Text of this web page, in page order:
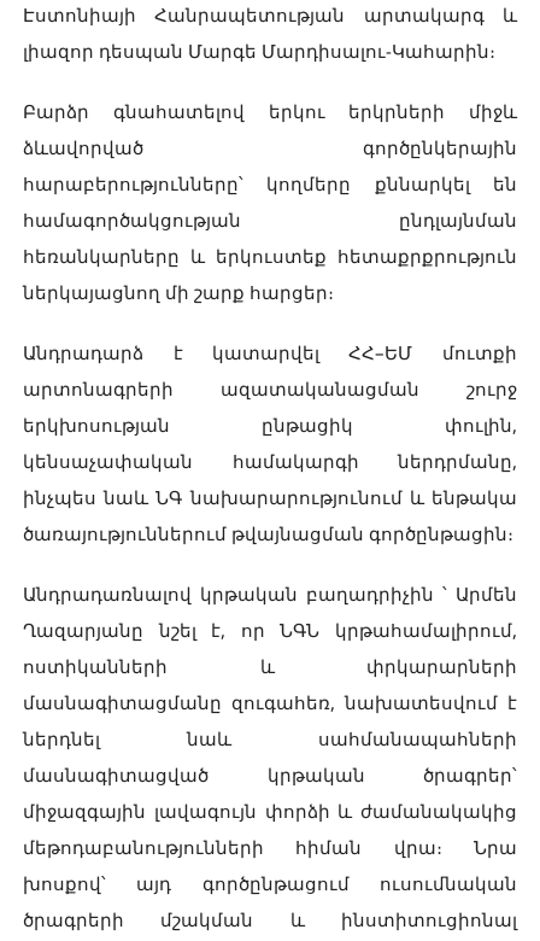
Էստոնիայի Հանրապետության արտակարգ և
լիազոր դեսպան Մարգե Մարդիսալու-Կահարին։
Բարձր գնահատելով երկու երկրների միջև
ձևավորված գործընկերային
հարաբերությունները՝ կողմերը քննարկել են
համագործակցության ընդլայնման
հեռանկարները և երկուստեք հետաքրքրություն
ներկայացնող մի շարք հարցեր։
Անդրադարձ է կատարվել ՀՀ–ԵՄ մուտքի
արտոնագրերի ազատականացման շուրջ
երկխոսության ընթացիկ փուլին,
կենսաչափական համակարգի ներդրմանը,
ինչպես նաև ՆԳ նախարարությունում և ենթակա
ծառայություններում թվայնացման գործընթացին։
Անդրադառնալով կրթական բաղադրիչին ՝ Արմեն
Ղազարյանը նշել է, որ ՆԳՆ կրթահամալիրում,
ոստիկանների և փրկարարների
մասնագիտացմանը զուգահեռ, նախատեսվում է
ներդնել նաև սահմանապահների
մասնագիտացված կրթական ծրագրեր՝
միջազգային լավագույն փորձի և ժամանակակից
մեթոդաբանությունների հիման վրա։ Նրա
խոսքով՝ այդ գործընթացում ուսումնական
ծրագրերի մշակման և ինստիտուցիոնալ